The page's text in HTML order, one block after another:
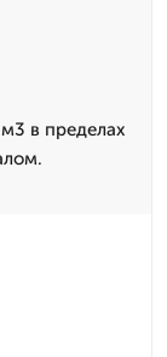
в пределах